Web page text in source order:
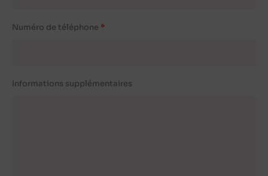
Numéro de téléphone
Informations supplémentaires